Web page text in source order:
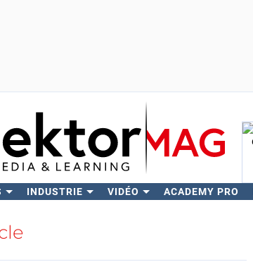
INDUSTRIE VIDÉO ACADEMY PRO